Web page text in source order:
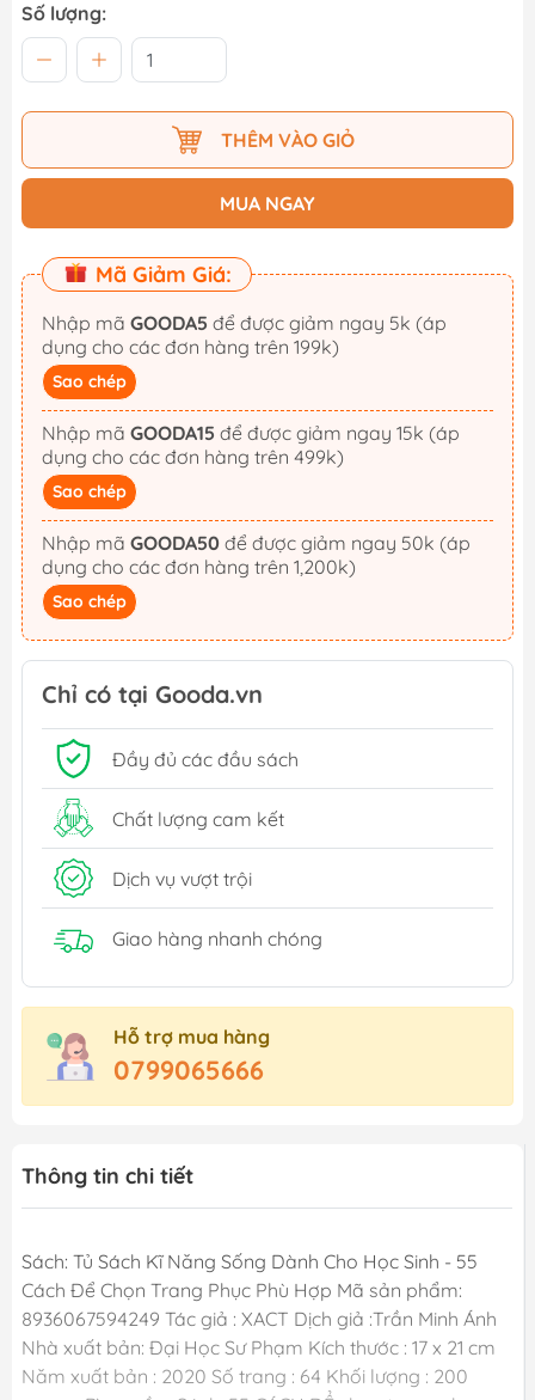
Số lượng:
THÊM VÀO GIỎ
MUA NGAY
Mã Giảm Giá:
Nhập mã GOODA5
dụng cho các đơn hàng trên 199k)
Sao chép
Nhập mã GOODA15
dụng cho các đơn hàng trên 499k)
Sao chép
Nhập mã GOODA50
dụng cho các đơn hàng trên 1,200k)
Sao chép
Chỉ có tại Gooda.vn
Đầy đủ các đầu sách
Chất lượng cam kết
Dịch vụ vượt trội
Giao hàng nhanh chóng
Hỗ trợ mua hàng
0799065666
Thông tin chi tiết
Sách: Tủ Sách Kĩ Năng Sống Dành Cho Học Sinh - 55
Cách Để Chọn Trang Phục Phù Hợp Mã sản phẩm:
8936067594249 Tác giả : XACT Dịch giả :Trần Minh Ánh
Nhà xuất bản: Đại Học Sư Phạm Kích thước : 17 x 21 cm
Năm xuất bản : 2020 Số trang : 64 Khối lượng : 200